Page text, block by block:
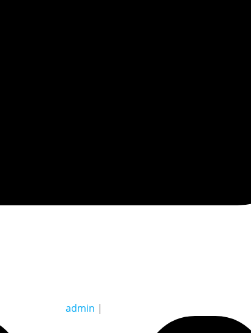
admin |